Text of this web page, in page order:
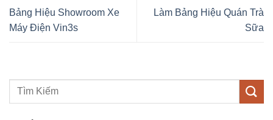
Bảng Hiệu Showroom Xe
Máy Điện Vin3s
Làm Bảng Hiệu Quán Trà
Sữa